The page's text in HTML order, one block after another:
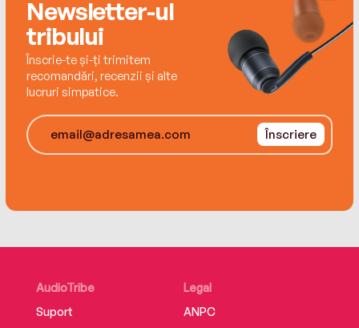
Newsletter-ul
tribului
Înscrie-te și-ți trimitem
recomandări, recenzii și alte
lucruri simpatice.
Înscriere
AudioTribe
Suport
Legal
ANPC